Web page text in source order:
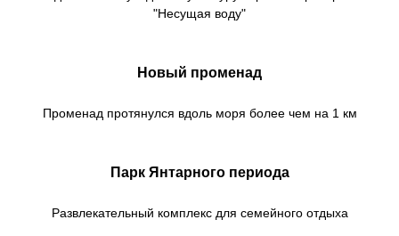
"Несущая воду"
Новый променад
Променад протянулся вдоль моря более чем на 1 км
Парк Янтарного периода
Развлекательный комплекс для семейного отдыха